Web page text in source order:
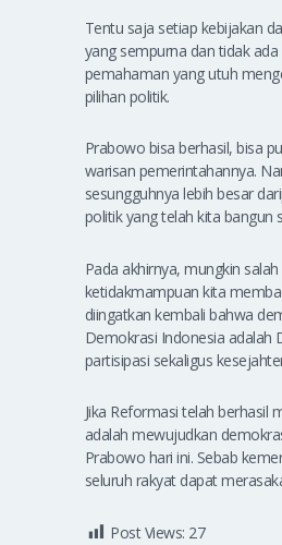
Tentu saja setiap kebijakan
yang sempurna dan tidak
pemahaman yang utuh
pilihan politik.
Prabowo bisa berhasil, bisa
warisan pemerintahannya.
sesungguhnya lebih besar
politik yang telah kita bangun
Pada akhirnya, mungkin
ketidakmampuan kita
diingatkan kembali bahwa
Demokrasi Indonesia adalah
partisipasi sekaligus
Jika Reformasi telah berhasil
adalah mewujudkan
Prabowo hari ini. Sebab
seluruh rakyat dapat
Post Views: 27